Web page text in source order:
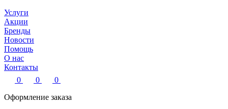
Услуги
Акции
Бренды
Новости
Помощь
О нас
Контакты
0
0
0
Оформление заказа